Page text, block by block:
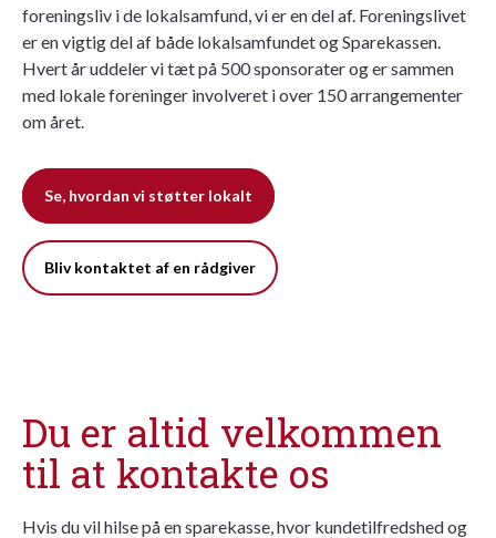
foreningsliv i de lokalsamfund, vi er en del af. Foreningslivet
er en vigtig del af både lokalsamfundet og Sparekassen.
Hvert år uddeler vi tæt på 500 sponsorater og er sammen
med lokale foreninger involveret i over 150 arrangementer
om året.
Se, hvordan vi støtter lokalt
Bliv kontaktet af en rådgiver
Du er altid velkommen
til at kontakte os
Hvis du vil hilse på en sparekasse, hvor kundetilfredshed og